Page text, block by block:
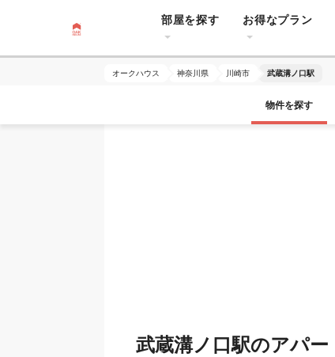
部屋を探す お得なプラン
オークハウス 神奈川県 川崎市 武蔵溝ノ口駅
物件を探す
武蔵溝ノ口駅のアパ